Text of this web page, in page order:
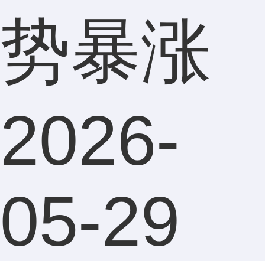
势暴涨
2026-
05-29